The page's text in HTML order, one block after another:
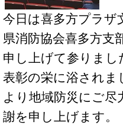
今日は喜多方プラザ
県消防協会喜多方支
申し上げて参りまし
表彰の栄に浴されま
より地域防災にご
謝を申し上げます。